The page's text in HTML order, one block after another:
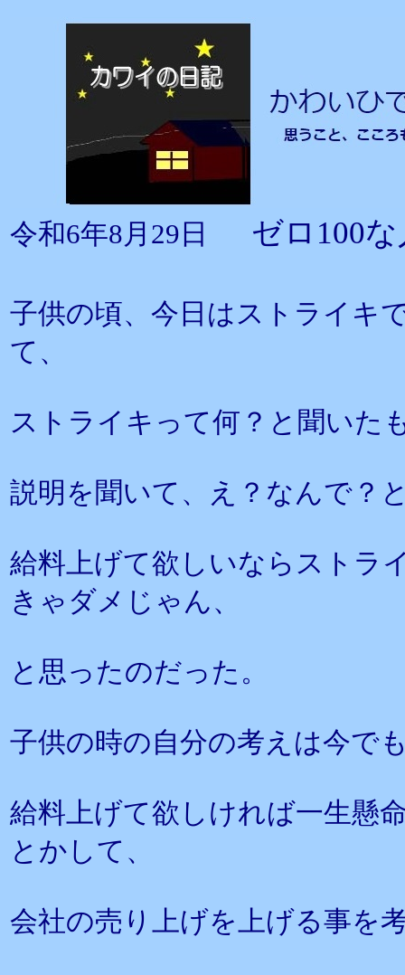
令和6年8月29日 ゼロ100
子供の頃、今日はストライキ
て、
ストライキって何？と聞いた
説明を聞いて、え？なんで？
給料上げて欲しいならストラ
きゃダメじゃん、
と思ったのだった。
子供の時の自分の考えは今で
給料上げて欲しければ一生懸
とかして、
会社の売り上げを上げる事を